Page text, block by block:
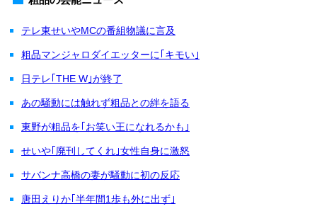
テレ東せいやMCの番組物議に言及
粗品マンジャロダイエッターに｢キモい｣
日テレ｢THE W｣が終了
あの騒動には触れず粗品との絆を語る
東野が粗品を｢お笑い王になれるかも｣
せいや｢廃刊してくれ｣女性自身に激怒
サバンナ高橋の妻が騒動に初の反応
唐田えりか｢半年間1歩も外に出ず｣